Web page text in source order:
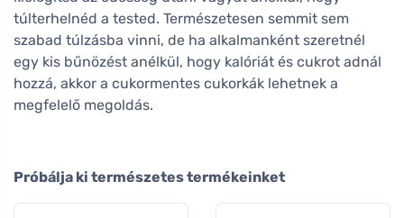
túlterhelnéd a tested. Természetesen semmit sem
szabad túlzásba vinni, de ha alkalmanként szeretnél
egy kis bűnözést anélkül, hogy kalóriát és cukrot adnál
hozzá, akkor a cukormentes cukorkák lehetnek a
megfelelő megoldás.
Próbálja ki természetes termékeinket